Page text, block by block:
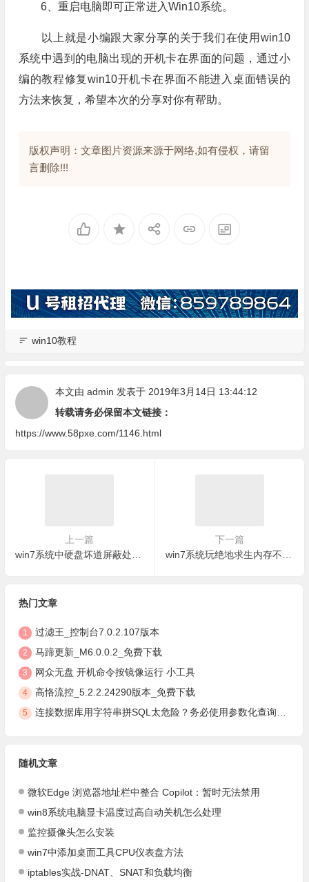
6、重启电脑即可正常进入Win10系统。
以上就是小编跟大家分享的关于我们在使用win10
系统中遇到的电脑出现的开机卡在界面的问题，通过小
编的教程修复win10开机卡在界面不能进入桌面错误的
方法来恢复，希望本次的分享对你有帮助。
版权声明：文章图片资源来源于网络,如有侵权，请留
言删除!!!
win10教程
本文由 admin 发表于 2019年3月14日 13:44:12
转载请务必保留本文链接：
https://www.58pxe.com/1146.html
上一篇
下一篇
热门文章
1 过滤王_控制台7.0.2.107版本
2 马蹄更新_M6.0.0.2_免费下载
3 网众无盘 开机命令按镜像运行 小工具
4 高恪流控_5.2.2.24290版本_免费下载
5 连接数据库用字符串拼SQL太危险？务必使用参数化查询，安全防注入
随机文章
微软Edge 浏览器地址栏中整合 Copilot：暂时无法禁用
win8系统电脑显卡温度过高自动关机怎么处理
监控摄像头怎么安装
win7中添加桌面工具CPU仪表盘方法
iptables实战-DNAT、SNAT和负载均衡